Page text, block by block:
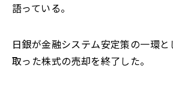
語っている。
日銀が金融システム安定策の一環
取った株式の売却を終了した。